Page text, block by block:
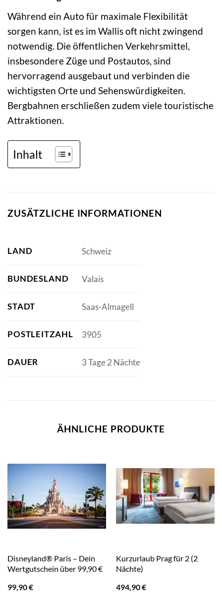
Während ein Auto für maximale Flexibilität
sorgen kann, ist es im Wallis oft nicht zwingend
notwendig. Die öffentlichen Verkehrsmittel,
insbesondere Züge und Postautos, sind
hervorragend ausgebaut und verbinden die
wichtigsten Orte und Sehenswürdigkeiten.
Bergbahnen erschließen zudem viele touristische
Attraktionen.
Inhalt
ZUSÄTZLICHE INFORMATIONEN
LAND Schweiz
BUNDESLAND Valais
STADT Saas-Almagell
POSTLEITZAHL 3905
DAUER 3 Tage 2 Nächte
ÄHNLICHE PRODUKTE
Disneyland® Paris – Dein
Wertgutschein über 99,90 €
99,90€
Kurzurlaub Prag für 2 (2
Nächte)
494,90€